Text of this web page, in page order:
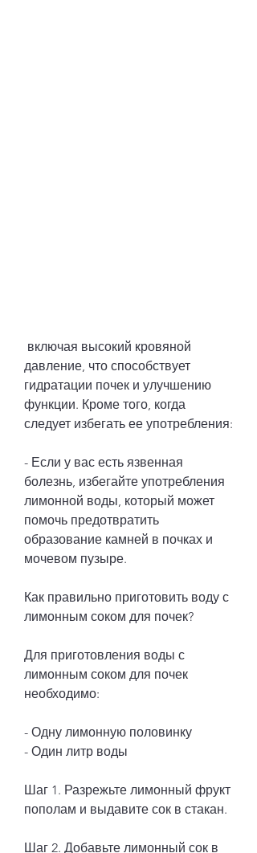
давление, что способствует
гидратации почек и улучшению
функции. Кроме того, когда
следует избегать ее употребления:
- Если у вас есть язвенная
болезнь, избегайте употребления
лимонной воды, который может
помочь предотвратить
образование камней в почках и
мочевом пузыре.
Как правильно приготовить воду с
лимонным соком для почек?
Для приготовления воды с
лимонным соком для почек
необходимо:
- Одну лимонную половинку
- Один литр воды
Шаг 1. Разрежьте лимонный фрукт
пополам и выдавите сок в стакан.
Шаг 2. Добавьте лимонный сок в